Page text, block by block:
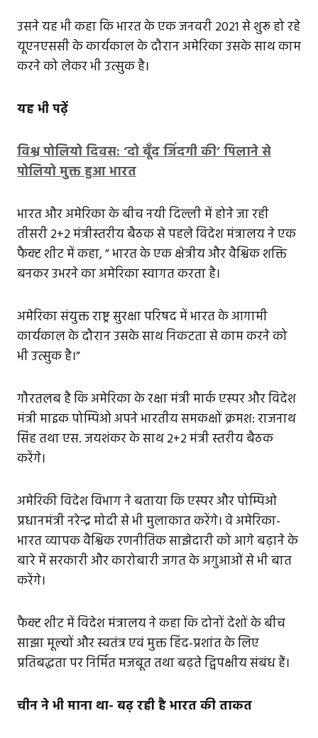
उसने यह भी कहा कि भारत के एक जनवरी 2021 से शुरू हो रहे
यूएनएससी के कार्यकाल के दौरान अमेरिका उसके साथ काम
करने को लेकर भी उत्सुक है।
यह भी पढ़ें
विश्व पोलियो दिवस: ‘दो बूँद जिंदगी की’ पिलाने से
पोलियो मुक्त हुआ भारत
भारत और अमेरिका के बीच नयी दिल्ली में होने जा रही
तीसरी 2+2 मंत्रीस्तरीय बैठक से पहले विदेश मंत्रालय ने एक
फैक्ट शीट में कहा, ” भारत के एक क्षेत्रीय और वैश्विक शक्ति
बनकर उभरने का अमेरिका स्वागत करता है।
अमेरिका संयुक्त राष्ट्र सुरक्षा परिषद में भारत के आगामी
कार्यकाल के दौरान उसके साथ निकटता से काम करने को
भी उत्सुक है।”
गौरतलब है कि अमेरिका के रक्षा मंत्री मार्क एस्पर और विदेश
मंत्री माइक पोम्पिओ अपने भारतीय समकक्षों क्रमश: राजनाथ
सिंह तथा एस. जयशंकर के साथ 2+2 मंत्री स्तरीय बैठक
करेंगे।
अमेरिकी विदेश विभाग ने बताया कि एस्पर और पोम्पिओ
प्रधानमंत्री नरेन्द्र मोदी से भी मुलाकात करेंगे। वे अमेरिका-
भारत व्यापक वैश्विक रणनीतिक साझेदारी को आगे बढ़ाने के
बारे में सरकारी और कारोबारी जगत के अगुआओं से भी बात
करेंगे।
फैक्ट शीट में विदेश मंत्रालय ने कहा कि दोनों देशों के बीच
साझा मूल्यों और स्वतंत्र एवं मुक्त हिंद-प्रशांत के लिए
प्रतिबद्धता पर निर्मित मजबूत तथा बढ़ते द्विपक्षीय संबंध हैं।
चीन ने भी माना था- बढ़ रही है भारत की ताकत